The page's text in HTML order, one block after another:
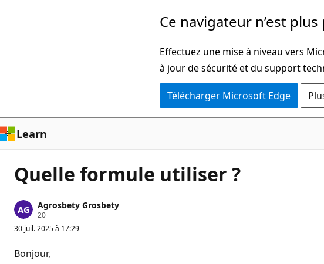
Ce navigateur n’est
Effectuez une mise à niveau vers
à jour de sécurité et du support
Télécharger Microsoft Edge
Learn
Quelle formule utiliser ?
Agrosbety Grosbety
20P
i
t
s
30 juil. 2025 à 17:29
Bonjour,